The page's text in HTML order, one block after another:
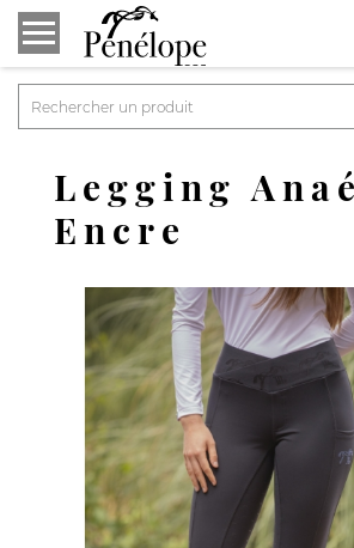
Legging
Encre